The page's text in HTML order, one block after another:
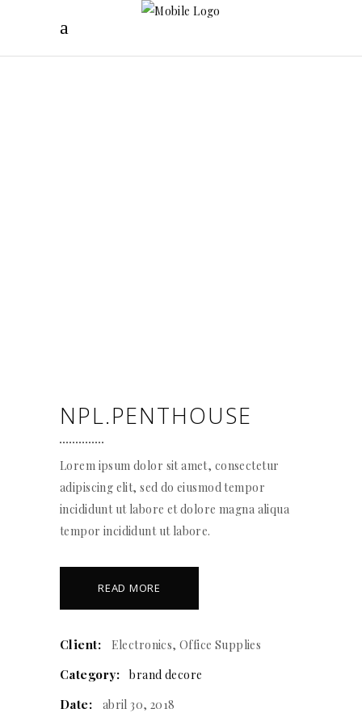
NPL.PENTHOUSE
Lorem ipsum dolor sit amet, consectetur
adipiscing elit, sed do eiusmod tempor
incididunt ut labore et dolore magna aliqua
tempor incididunt ut labore.
READ MORE
Client: Electronics, Office Supplies
Category: brand decore
Date: abril 30, 2018